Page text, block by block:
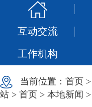
互动交流
工作机构
当前位置： 首页 >
站 > 首页 > 本地新闻 >